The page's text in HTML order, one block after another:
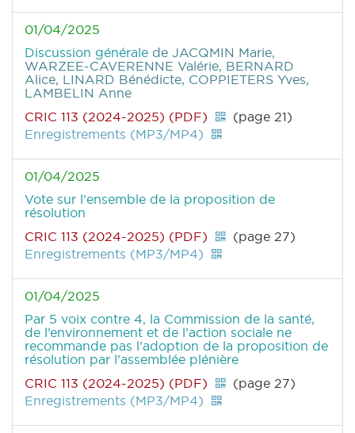
01/04/2025
Discussion générale de JACQMIN Marie,
WARZEE-CAVERENNE Valérie, BERNARD
Alice, LINARD Bénédicte, COPPIETERS Yves,
LAMBELIN Anne
CRIC 113 (2024-2025) (PDF)
(page 21)
Enregistrements (MP3/MP4)
01/04/2025
Vote sur l'ensemble de la proposition de
résolution
CRIC 113 (2024-2025) (PDF)
(page 27)
Enregistrements (MP3/MP4)
01/04/2025
Par 5 voix contre 4, la Commission de la santé,
de l’environnement et de l’action sociale ne
recommande pas l’adoption de la proposition de
résolution par l’assemblée plénière
CRIC 113 (2024-2025) (PDF)
(page 27)
Enregistrements (MP3/MP4)